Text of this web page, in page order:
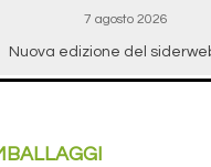
7 agosto 2026
Nuova edizione del